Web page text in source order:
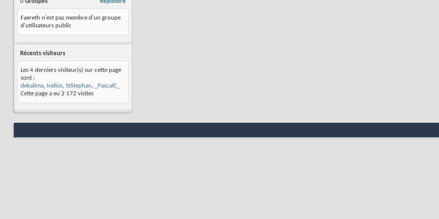
Faereth n'est pas membre d'un groupe
d'utilisateurs public
Récents visiteurs
Les 4 derniers visiteur(s) sur cette page
sont :
dekalima Ivelios StStephan
_PascalC_
Cette page a eu 2 172 visites